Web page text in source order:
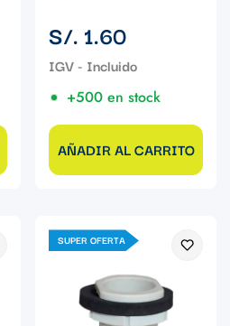
Precio
regular
S/. 1.60
+500 en stock
AÑADIR AL CARRITO
SUPER OFERTA